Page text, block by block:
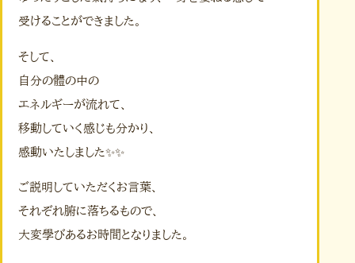
受けることができました。
そして、
自分の體の中の
エネルギーが流れて、
移動していく感じも分かり、
感動いたしました✨✨
ご説明していただくお言葉、
それぞれ腑に落ちるもので、
大変學びあるお時間となりました。